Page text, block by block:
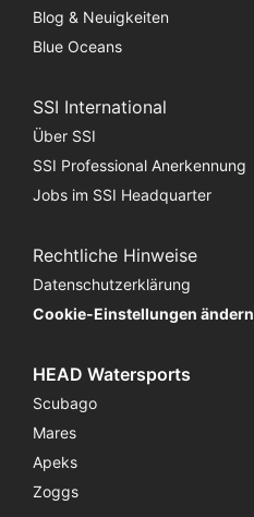
Blog & Neuigkeiten
Blue Oceans
SSI International
Über SSI
SSI Professional Anerkennung
Jobs im SSI Headquarter
Rechtliche Hinweise
Datenschutzerklärung
Cookie-Einstellungen ändern
HEAD Watersports
Scubago
Mares
Apeks
Zoggs